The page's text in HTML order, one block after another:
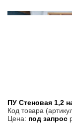
ПУ Стеновая 1,2
Код товара
Цена: под запрос